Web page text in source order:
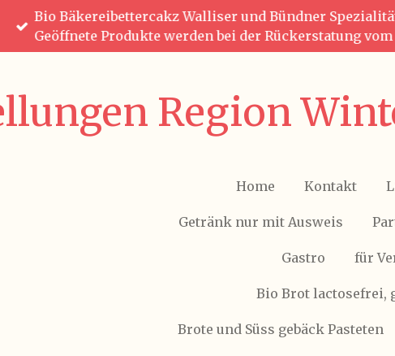
Zum
Hauptinhalt
springen
Bio Bäkereibettercakz Walliser und Bündner
Geöffnete Produkte werden bei der Rückerstatung
Region
Home Kontakt
Getränk nur mit Ausweis
Gastro für
Bio Brot lactosefrei,
Brote und Süss gebäck Pasteten